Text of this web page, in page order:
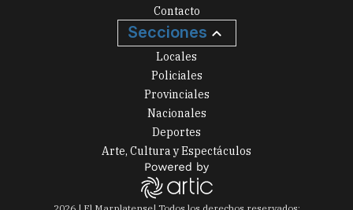
Contacto
Secciones
Locales
Policiales
Provinciales
Nacionales
Deportes
Arte, Cultura y Espectáculos